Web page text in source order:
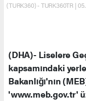
(TURK360) - TURK360TR |
(DHA)- Liselere
kapsamındaki
Bakanlığı'nın
'www.meb.gov.tr'